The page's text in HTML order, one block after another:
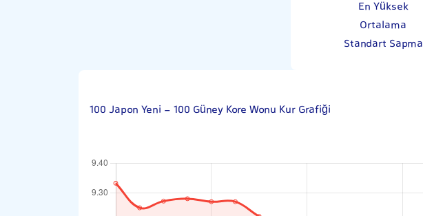
En Yüksek
Ortalama
Standart Sapma
100 Japon Yeni - 100 Güney Kore Wonu Kur Grafiği